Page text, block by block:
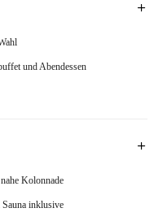
und Abendessen
Kolonnade
inklusive